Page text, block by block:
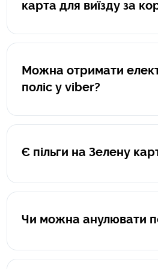
карта для виїзду за
Можна отримати
поліс у viber?
електроний поліс в pdf-форматі,
Є пільги на Зелену
кордон не передбачено.
Чи можна анулювати
оформленні на термін від 2